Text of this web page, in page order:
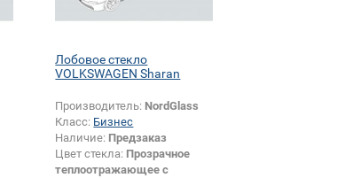
Лобовое стекло
VOLKSWAGEN Sharan
Производитель: NordGlass
Класс: Бизнес
Наличие: Предзаказ
Цвет стекла: Прозрачное
теплоотражающее с